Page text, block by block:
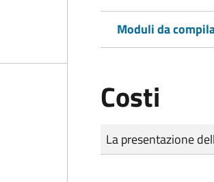
Moduli da
Costi
Tipo di pagamento
Importo
La presentazione